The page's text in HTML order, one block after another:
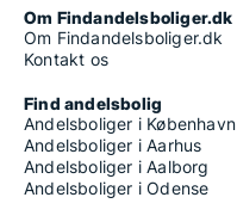
Om Findandelsboliger.dk
Om Findandelsboliger.dk
Kontakt os
Find andelsbolig
Andelsboliger i København
Andelsboliger i Aarhus
Andelsboliger i Aalborg
Andelsboliger i Odense